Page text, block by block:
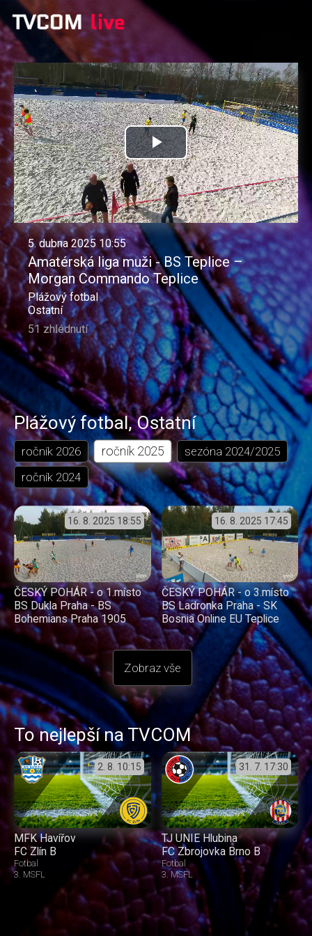
Přehrát
video
5. dubna 2025 10:55
Amatérská liga muži - BS Teplice –
Morgan Commando Teplice
Plážový fotbal
Ostatní
51 zhlédnutí
Plážový fotbal,Ostatní
ročník 2026 ročník 2025 sezóna 2024/2025
ročník 2024
16. 8. 2025 18:55
ČESKÝ POHÁR - o 1.místo
BS Dukla Praha - BS
Bohemians Praha 1905
16. 8. 2025 17:45
ČESKÝ POHÁR - o 3.místo
BS Ladronka Praha - SK
Bosnia Online EU Teplice
Zobraz vše
To nejlepší na TVCOM
2. 8. 10:15
MFK Havířov
FC Zlín B
Fotbal
3. MSFL
31. 7. 17:30
TJ UNIE Hlubina
FC Zbrojovka Brno B
Fotbal
3. MSFL